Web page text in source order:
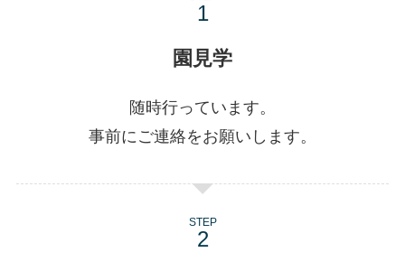
園見学
随時行っています。
事前にご連絡をお願いします。
STEP